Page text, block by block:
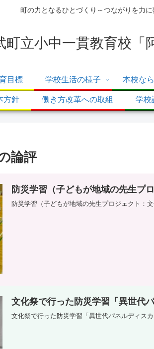
町の力となるひとづくり～つながりを力
町立小中一貫教育校「
目標 学校生活の様子 本校な
方針 働き方改革への取組 学校
論評
防災学習（子どもが地域の先生プ
防災学習（子どもが地域の先生プロジェクト：
文化祭で行った防災学習「異世代
文化祭で行った防災学習「異世代パネルディス